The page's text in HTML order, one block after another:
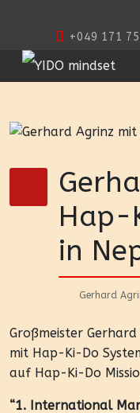
+049 171
Hap-
in
Gerhard
Großmeister Gerhard
mit Hap-Ki-Do
auf Hap-Ki-Do
“1. International